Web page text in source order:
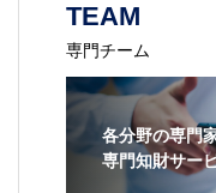
TEAM
専門チーム
各分野の専門
専門知財サー